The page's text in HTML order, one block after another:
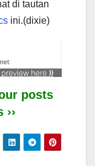
di tautan
ini.(dixie)
posts